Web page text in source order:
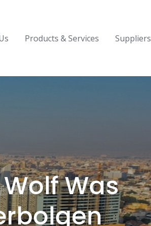
Products & Services Suppliers
Was